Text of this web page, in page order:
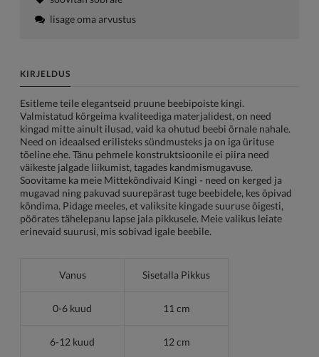
lisage oma arvustus
KIRJELDUS
Esitleme teile elegantseid pruune beebipoiste kingi.
Valmistatud kõrgeima kvaliteediga materjalidest, on need
kingad mitte ainult ilusad, vaid ka ohutud beebi õrnale nahale.
Need on ideaalsed erilisteks sündmusteks ja on iga ürituse
tõeline ehe. Tänu pehmele konstruktsioonile ei piira need
väikeste jalgade liikumist, tagades kandmismugavuse.
Soovitame ka meie Mittekõndivaid Kingi - need on kerged ja
mugavad ning pakuvad suurepärast tuge beebidele, kes õpivad
kõndima. Pidage meeles, et valiksite kingade suuruse õigesti,
pöörates tähelepanu lapse jala pikkusele. Meie valikus leiate
erinevaid suurusi, mis sobivad igale beebile.
Vanus Sisetalla Pikkus
0-6 kuud 11 cm
6-12 kuud 12 cm